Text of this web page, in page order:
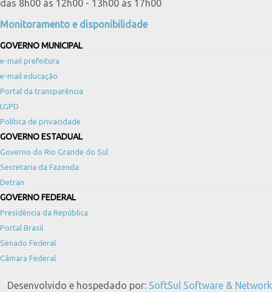
das 8h00 às 12h00 - 13h00 às 17h00
Monitoramento e disponibilidade
GOVERNO MUNICIPAL
e-mail prefeitura
e-mail educação
Portal da transparência
LGPD
Política de privacidade
GOVERNO ESTADUAL
Governo do Rio Grande do Sul
Secretaria da Fazenda
Detran
GOVERNO FEDERAL
Presidência da República
Portal Brasil
Senado Federal
Câmara Federal
Desenvolvido e hospedado por: SoftSul Software & Network